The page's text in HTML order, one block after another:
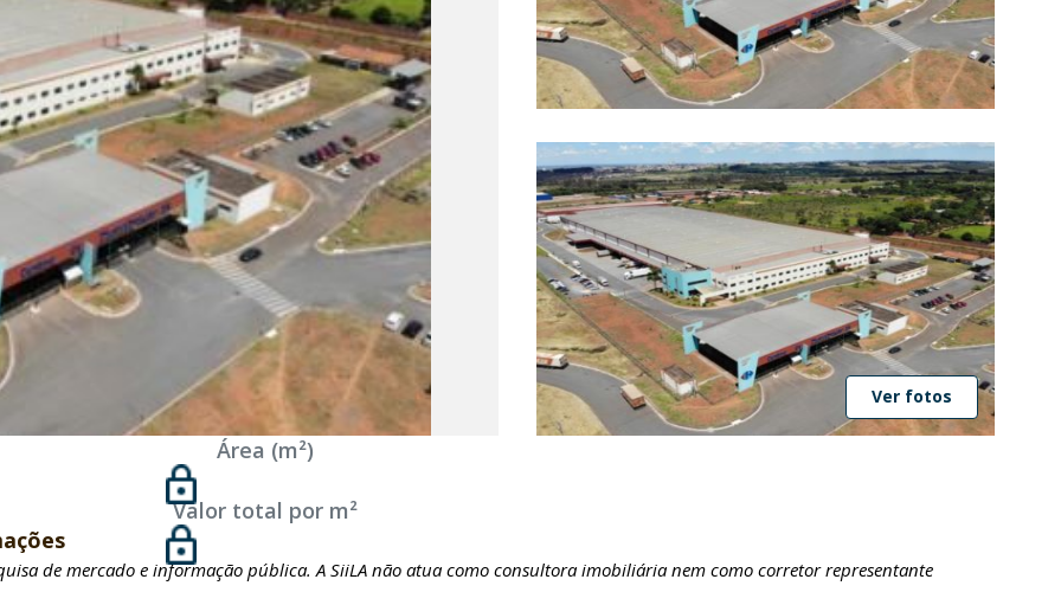
Ver fotos
Área (m²)
Valor total por m²
de mercado e informação pública. A SiiLA não atua como consultora imobiliária nem como corretor representante